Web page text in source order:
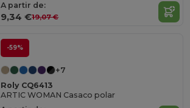
A partir de:
9,34 €19,07 €
-59%
+7
Roly CQ6413
ARTIC WOMAN Casaco polar